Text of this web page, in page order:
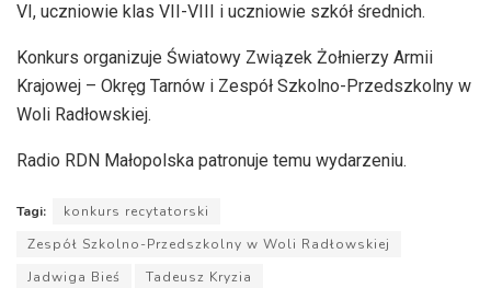
VI, uczniowie klas VII-VIII i uczniowie szkół średnich.
Konkurs organizuje Światowy Związek Żołnierzy Armii
Krajowej – Okręg Tarnów i Zespół Szkolno-Przedszkolny w
Woli Radłowskiej.
Radio RDN Małopolska patronuje temu wydarzeniu.
Tagi:
konkurs recytatorski
Zespół Szkolno-Przedszkolny w Woli Radłowskiej
Jadwiga Bieś
Tadeusz Kryzia